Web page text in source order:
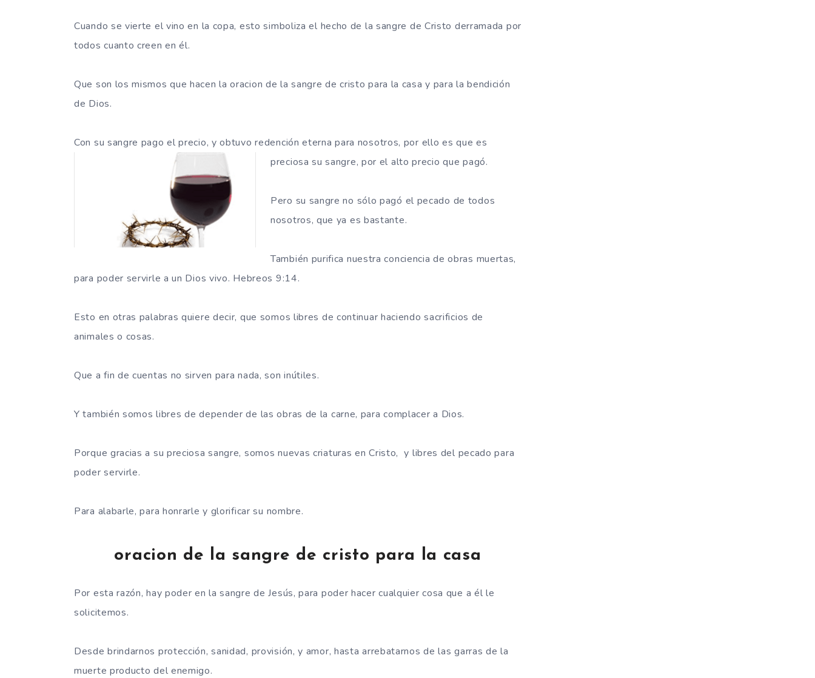
Cuando se vierte el vino en la copa, esto simboliza el hecho de la sangre de Cristo derramada por
todos cuanto creen en él.
Que son los mismos que hacen la oracion de la sangre de cristo para la casa y para la bendición
de Dios.
Con su sangre pago el precio, y obtuvo redención eterna para nosotros, por ello es que es
preciosa su sangre, por el alto precio que pagó.
Pero su sangre no sólo pagó el pecado de todos
nosotros, que ya es bastante.
También purifica nuestra conciencia de obras muertas,
para poder servirle a un Dios vivo. Hebreos 9:14.
Esto en otras palabras quiere decir, que somos libres de continuar haciendo sacrificios de
animales o cosas.
Que a fin de cuentas no sirven para nada, son inútiles.
Y también somos libres de depender de las obras de la carne, para complacer a Dios.
Porque gracias a su preciosa sangre, somos nuevas criaturas en Cristo, y libres del pecado para
poder servirle.
Para alabarle, para honrarle y glorificar su nombre.
oracion de la sangre de cristo para la casa
Por esta razón, hay poder en la sangre de Jesús, para poder hacer cualquier cosa que a él le
solicitemos.
Desde brindarnos protección, sanidad, provisión, y amor, hasta arrebatarnos de las garras de la
muerte producto del enemigo.